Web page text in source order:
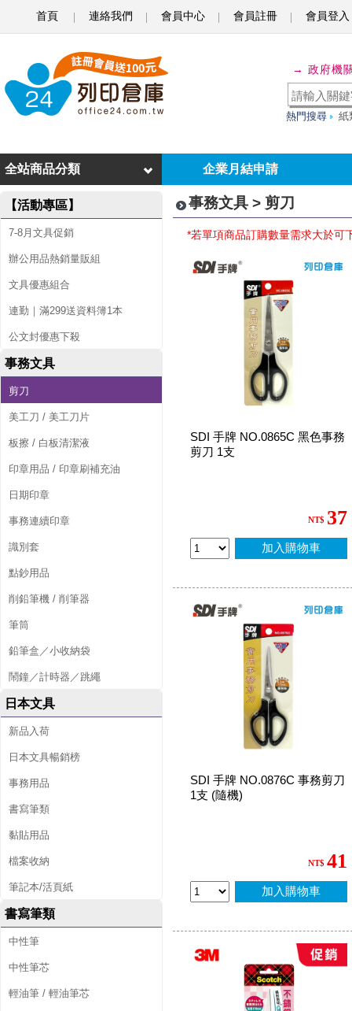
首頁 連絡我們 會員中心 會員註冊 會員登入
刀
→ 政府機
熱門搜尋 紙
企業月結申請
全站商品分類
【活動專區】
7-8月文具促銷
辦公用品熱銷量販組
文具優惠組合
連勤｜滿299送資料簿1本
公文封優惠下殺
事務文具
剪刀
美工刀 / 美工刀片
板擦 / 白板清潔液
印章用品 / 印章刷補充油
日期印章
事務連續印章
識別套
點鈔用品
削鉛筆機 / 削筆器
筆筒
鉛筆盒／小收納袋
鬧鐘／計時器／跳繩
日本文具
新品入荷
日本文具暢銷榜
事務用品
書寫筆類
黏貼用品
檔案收納
筆記本/活頁紙
書寫筆類
中性筆
中性筆芯
輕油筆 / 輕油筆芯
事務文具 > 剪刀
*若單項商品訂購數量需求大於可
SDI 手牌 NO.0865C 黑色事務
剪刀 1支
NT$ 37
加入購物車
SDI 手牌 NO.0876C 事務剪刀
1支 (隨機)
NT$ 41
加入購物車